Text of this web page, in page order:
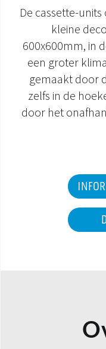
De cassette-
kleine
600x600mm, in
een groter
gemaakt door
zelfs in de
door het